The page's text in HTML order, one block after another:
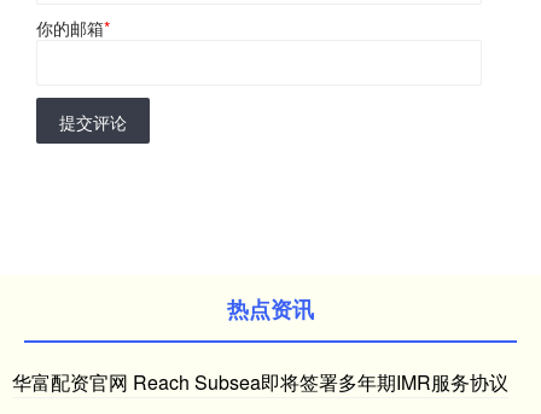
你的邮箱*
提交评论
热点资讯
华富配资官网 Reach Subsea即将签署多年期IMR服务协议